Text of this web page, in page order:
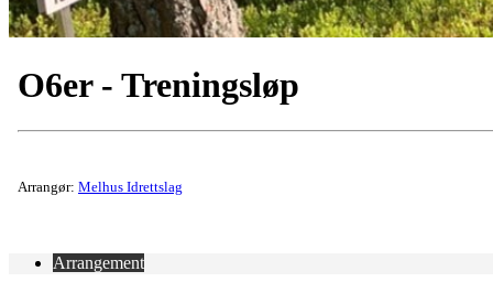
O6er - Treningsløp
Arrangør: Melhus Idrettslag
Arrangement